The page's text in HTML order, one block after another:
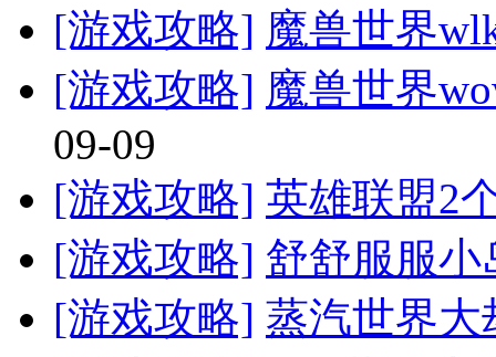
[游戏攻略] 魔兽世界
[游戏攻略] 魔兽世界
09-09
[游戏攻略] 英雄联盟2
[游戏攻略] 舒舒服服
[游戏攻略] 蒸汽世界大